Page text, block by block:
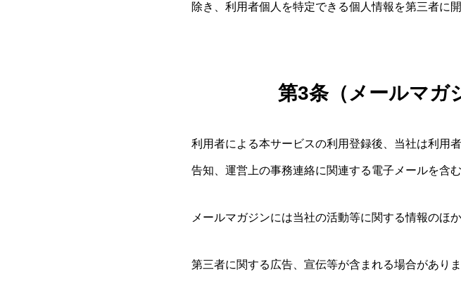
除き、利用者個人を特定できる個人情報を第三者に
第3条（メールマガ
利用者による本サービスの利用登録後、当社は利用
告知、運営上の事務連絡に関連する電子メールを含
メールマガジンには当社の活動等に関する情報のほ
第三者に関する広告、宣伝等が含まれる場合がありま